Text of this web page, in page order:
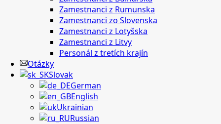
Zamestnanci z Rumunska
Zamestnanci zo Slovenska
Zamestnanci z Lotyšska
Zamestnanci z Litvy
Personál z tretích krajín
Otázky
Slovak
German
English
Ukrainian
Russian